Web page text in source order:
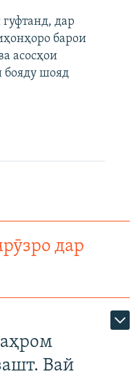
дар
барои
асосҳои
бояду шояд
дар
Вай